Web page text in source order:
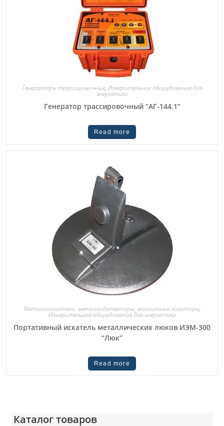
Генераторы трассировочные, Измерительное оборудование для
энергетики
Генератор трассировочный “АГ-144.1”
Read more
Металлоискатели, металлодетекторы, магнитные локаторы,
Измерительное оборудование для энергетики
Портативный искатель металлических люков ИЭМ-300
“Люк”
Read more
Каталог товаров